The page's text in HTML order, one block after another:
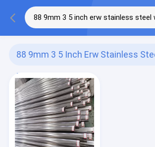
88 9mm 3 5 Inch Erw Stainless
Pipe
(1)